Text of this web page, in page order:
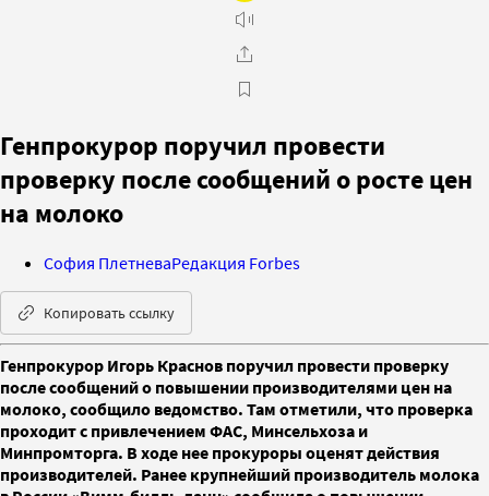
Генпрокурор поручил провести
проверку после сообщений о росте цен
на молоко
София ПлетневаРедакция Forbes
Копировать ссылку
Генпрокурор Игорь Краснов поручил провести проверку
после сообщений о повышении производителями цен на
молоко, сообщило ведомство. Там отметили, что проверка
проходит с привлечением ФАС, Минсельхоза и
Минпромторга. В ходе нее прокуроры оценят действия
производителей. Ранее крупнейший производитель молока